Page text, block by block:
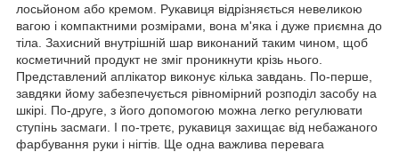
лосьйоном або кремом. Рукавиця відрізняється невеликою
вагою і компактними розмірами, вона м'яка і дуже приємна до
тіла. Захисний внутрішній шар виконаний таким чином, щоб
косметичний продукт не зміг проникнути крізь нього.
Представлений аплікатор виконує кілька завдань. По-перше,
завдяки йому забезпечується рівномірний розподіл засобу на
шкірі. По-друге, з його допомогою можна легко регулювати
ступінь засмаги. І по-третє, рукавиця захищає від небажаного
фарбування руки і нігтів. Ще одна важлива перевага